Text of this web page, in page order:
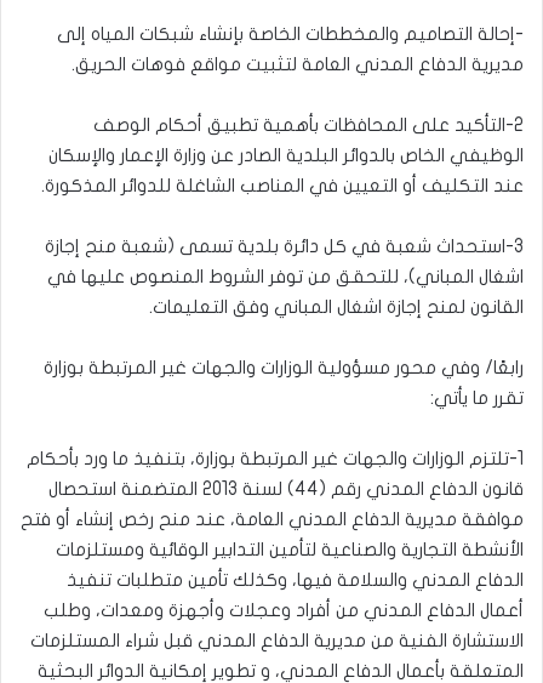
-إحالة التصاميم والمخططات الخاصة بإنشاء شبكات المياه إلى
مديرية الدفاع المدني العامة لتثبيت مواقع فوهات الحريق.
2-التأكيد على المحافظات بأهمية تطبيق أحكام الوصف
الوظيفي الخاص بالدوائر البلدية الصادر عن وزارة الإعمار والإسكان
عند التكليف أو التعيين في المناصب الشاغلة للدوائر المذكورة.
3-استحداث شعبة في كل دائرة بلدية تسمى (شعبة منح إجازة
اشغال المباني)، للتحقق من توفر الشروط المنصوص عليها في
القانون لمنح إجازة اشغال المباني وفق التعليمات.
رابعًا/ وفي محور مسؤولية الوزارات والجهات غير المرتبطة بوزارة
تقرر ما يأتي:
1-تلتزم الوزارات والجهات غير المرتبطة بوزارة، بتنفيذ ما ورد بأحكام
قانون الدفاع المدني رقم (44) لسنة 2013 المتضمنة استحصال
موافقة مديرية الدفاع المدني العامة، عند منح رخص إنشاء أو فتح
الأنشطة التجارية والصناعية لتأمين التدابير الوقائية ومستلزمات
الدفاع المدني والسلامة فيها، وكذلك تأمين متطلبات تنفيذ
أعمال الدفاع المدني من أفراد وعجلات وأجهزة ومعدات، وطلب
الاستشارة الفنية من مديرية الدفاع المدني قبل شراء المستلزمات
المتعلقة بأعمال الدفاع المدني، و تطوير إمكانية الدوائر البحثية